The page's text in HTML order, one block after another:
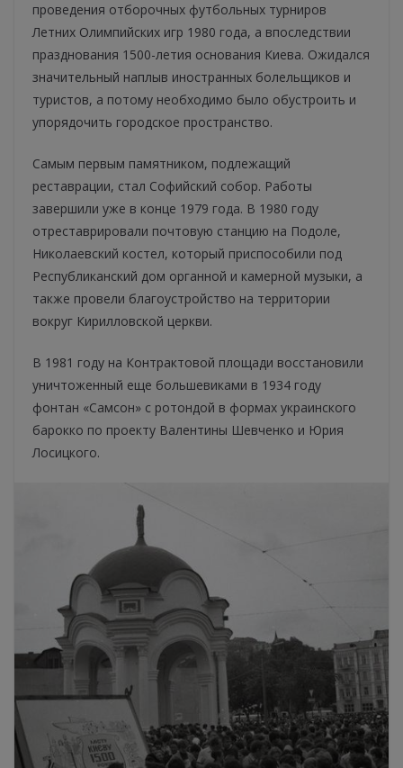
проведения отборочных футбольных турниров
Летних Олимпийских игр 1980 года, а впоследствии
празднования 1500-летия основания Киева. Ожидался
значительный наплыв иностранных болельщиков и
туристов, а потому необходимо было обустроить и
упорядочить городское пространство.
Самым первым памятником, подлежащий
реставрации, стал Софийский собор. Работы
завершили уже в конце 1979 года. В 1980 году
отреставрировали почтовую станцию ​​на Подоле,
Николаевский костел, который приспособили под
Республиканский дом органной и камерной музыки, а
также провели благоустройство на территории
вокруг Кирилловской церкви.
В 1981 году на Контрактовой площади восстановили
уничтоженный еще большевиками в 1934 году
фонтан «Самсон» с ротондой в формах украинского
барокко по проекту Валентины Шевченко и Юрия
Лосицкого.